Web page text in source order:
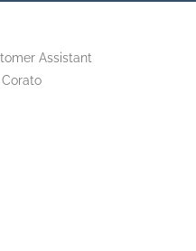
Assistant